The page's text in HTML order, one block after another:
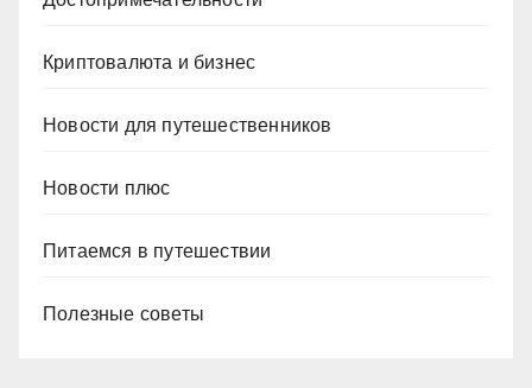
Криптовалюта и бизнес
Новости для путешественников
Новости плюс
Питаемся в путешествии
Полезные советы